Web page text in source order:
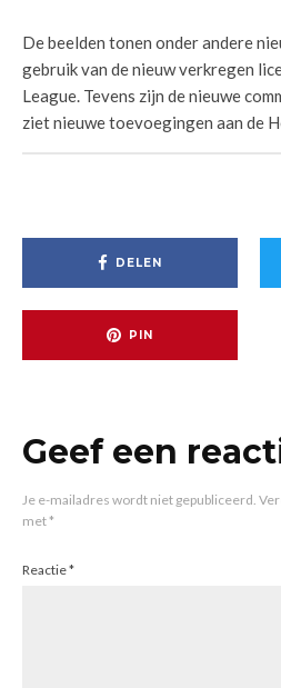
De beelden tonen onder andere
gebruik van de nieuw verkregen
League. Tevens zijn de nieuwe
ziet nieuwe toevoegingen aan de
DELEN
PIN
Geef een
Je e-mailadres wordt niet gepubliceerd.
met*
Reactie*